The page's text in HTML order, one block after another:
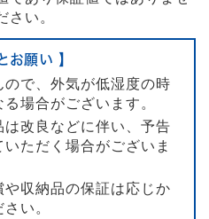
さい。
お願い 】
で、外気が低湿度の時
場合がございます。
改良などに伴い、予告
ただく場合がございま
収納品の保証は応じか
い。